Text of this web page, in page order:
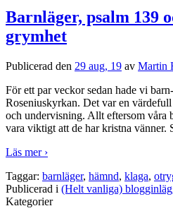
Barnläger, psalm 139
grymhet
Publicerad den 29 aug, 19 av Martin
För ett par veckor sedan hade vi
Roseniuskyrkan. Det var en
och undervisning. Allt eftersom våra
vara viktigt att de har kristna vänner.
Läs mer ›
Taggar: barnläger, hämnd, klaga,
Publicerad i (Helt vanliga)
Kategorier